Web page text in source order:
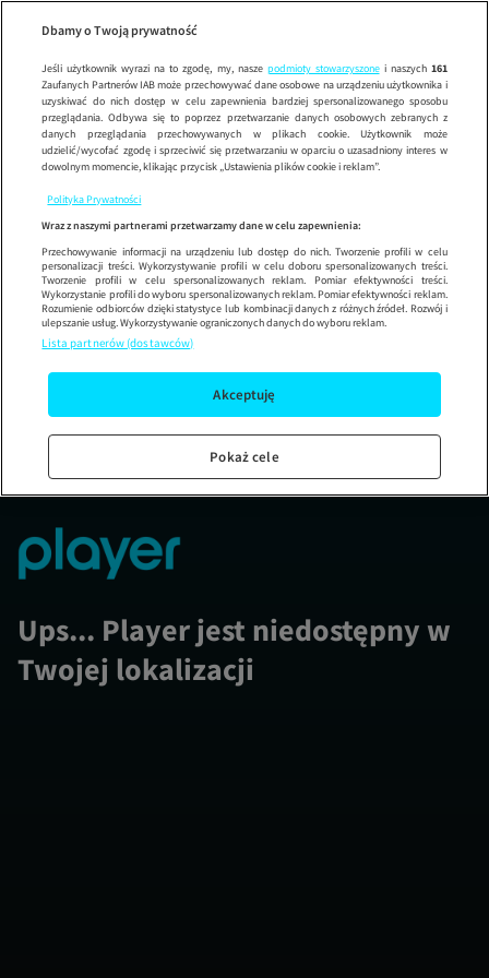
Wypróbuj aplikację mobilną
Korzystaj z łatwiejszej nawigacji i ciesz się szybszym
Ups... Player jest niedostępny w
Twojej lokalizacji
Dbamy o Twoją prywatność
Jeśli użytkownik wyrazi na to zgodę, my, nasze podmioty stowarzyszonei naszych 161
Zaufanych Partnerów IAB może przechowywać dane osobowe na urządzeniu użytkownika i
uzyskiwać do nich dostęp w celu zapewnienia bardziej spersonalizowanego sposobu
przeglądania. Odbywa się to poprzez przetwarzanie danych osobowych zebranych z
danych przeglądania przechowywanych w plikach cookie. Użytkownik może
udzielić/wycofać zgodę i sprzeciwić się przetwarzaniu w oparciu o uzasadniony interes w
dowolnym momencie, klikając przycisk „Ustawienia plików cookie i reklam”.
Polityka Prywatności
Wraz z naszymi partnerami przetwarzamy dane w celu zapewnienia:
Przechowywanie informacji na urządzeniu lub dostęp do nich. Tworzenie profili w celu
personalizacji treści. Wykorzystywanie profili w celu doboru spersonalizowanych treści.
Tworzenie profili w celu spersonalizowanych reklam. Pomiar efektywności treści.
Wykorzystanie profili do wyboru spersonalizowanych reklam. Pomiar efektywności reklam.
Rozumienie odbiorców dzięki statystyce lub kombinacji danych z różnych źródeł. Rozwój i
ulepszanie usług. Wykorzystywanie ograniczonych danych do wyboru reklam.
Lista partnerów (dostawców)
Akceptuję
Pokaż cele